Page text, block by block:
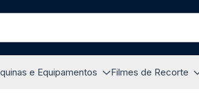
e Equipamentos Filmes de Recorte